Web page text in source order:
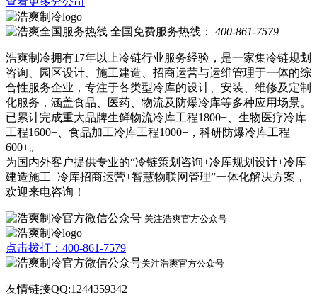
全国免费服务热线： 400-861-7579
浩爽制冷拥有17年以上冷链行业服务经验，是一家集冷链规划
咨询、园区设计、施工建造、招商运营与运维管理于一体的综
合性服务企业，专注于各类型冷库的设计、安装、维修及定制
化服务，涵盖食品、医药、物流及防爆冷库等多种应用场景。
已累计完成重大品牌生鲜物流冷库工程1800+、生物医疗冷库
工程1600+、食品加工冷库工程1000+，科研防爆冷库工程
600+。
为国内外客户提供专业的“冷链策划咨询+冷库规划设计+冷库
建造施工+冷库招商运营+智慧物联网管理”一体化解决方案，
欢迎来电咨询！
关注浩爽官方公众号
点击拨打：400-861-7579
关注浩爽官方公众号
友情链接QQ:1244359342